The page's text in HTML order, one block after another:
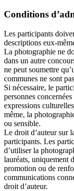
Conditions
Les participants
descriptions eux-
La photographie ne
dans un autre
ne peut soumettre
communes ne sont
Si nécessaire, le
personnes
expressions
même, la
ou sensible.
Le droit d’auteur sur
participants. Les
d’utiliser la
lauréats, uniquement
promotion ou de
communications
droit d’auteur.